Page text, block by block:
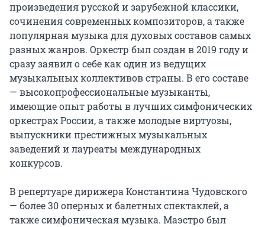
произведения русской и зарубежной классики,
сочинения современных композиторов, а также
популярная музыка для духовых составов самых
разных жанров. Оркестр был создан в 2019 году и
сразу заявил о себе как один из ведущих
музыкальных коллективов страны. В его составе
— высокопрофессиональные музыканты,
имеющие опыт работы в лучших симфонических
оркестрах России, а также молодые виртуозы,
выпускники престижных музыкальных
заведений и лауреаты международных
конкурсов.
В репертуаре дирижера Константина Чудовского
— более 30 оперных и балетных спектаклей, а
также симфоническая музыка. Маэстро был